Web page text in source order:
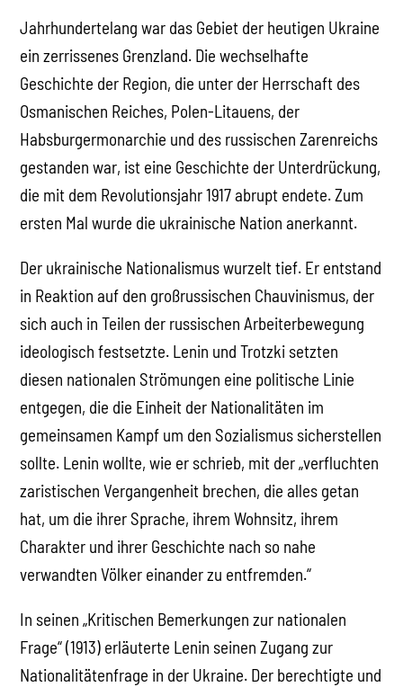
Jahrhundertelang war das Gebiet der heutigen Ukraine
ein zerrissenes Grenzland. Die wechselhafte
Geschichte der Region, die unter der Herrschaft des
Osmanischen Reiches, Polen-Litauens, der
Habsburgermonarchie und des russischen Zarenreichs
gestanden war, ist eine Geschichte der Unterdrückung,
die mit dem Revolutionsjahr 1917 abrupt endete. Zum
ersten Mal wurde die ukrainische Nation anerkannt.
Der ukrainische Nationalismus wurzelt tief. Er entstand
in Reaktion auf den großrussischen Chauvinismus, der
sich auch in Teilen der russischen Arbeiterbewegung
ideologisch festsetzte. Lenin und Trotzki setzten
diesen nationalen Strömungen eine politische Linie
entgegen, die die Einheit der Nationalitäten im
gemeinsamen Kampf um den Sozialismus sicherstellen
sollte. Lenin wollte, wie er schrieb, mit der „verfluchten
zaristischen Vergangenheit brechen, die alles getan
hat, um die ihrer Sprache, ihrem Wohnsitz, ihrem
Charakter und ihrer Geschichte nach so nahe
verwandten Völker einander zu entfremden.“
In seinen „Kritischen Bemerkungen zur nationalen
Frage“ (1913) erläuterte Lenin seinen Zugang zur
Nationalitätenfrage in der Ukraine. Der berechtigte und